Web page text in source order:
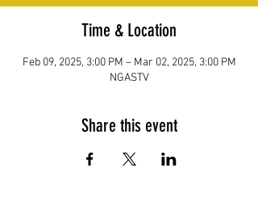
Time & Location
Feb 09, 2025, 3:00 PM – Mar 02, 2025, 3:00 PM
NGASTV
Share this event